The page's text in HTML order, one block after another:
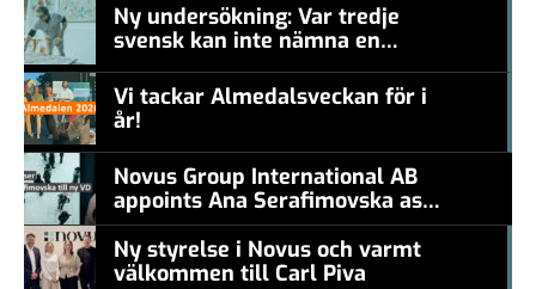
Ny undersökning: Var tredje
svensk kan inte nämna en
levande konstnär
Vi tackar Almedalsveckan för i
år!
Novus Group International AB
appoints Ana Serafimovska as
new CEO
Ny styrelse i Novus och varmt
välkommen till Carl Piva